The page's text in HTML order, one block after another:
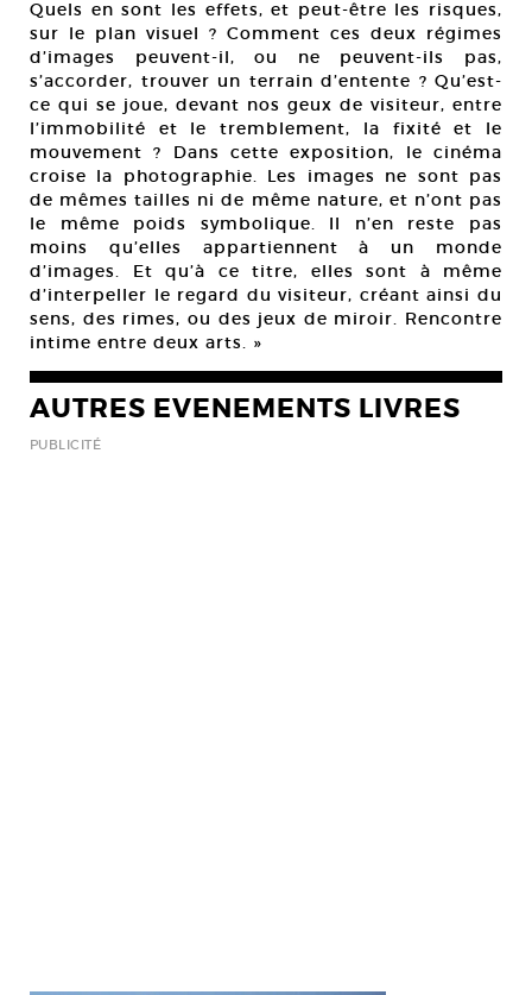
Quels en sont les effets, et peut-être les risques,
sur le plan visuel ? Comment ces deux régimes
d’images peuvent-il, ou ne peuvent-ils pas,
s’accorder, trouver un terrain d’entente ? Qu’est-
ce qui se joue, devant nos geux de visiteur, entre
l’immobilité et le tremblement, la fixité et le
mouvement ? Dans cette exposition, le cinéma
croise la photographie. Les images ne sont pas
de mêmes tailles ni de même nature, et n’ont pas
le même poids symbolique. Il n’en reste pas
moins qu’elles appartiennent à un monde
d’images. Et qu’à ce titre, elles sont à même
d’interpeller le regard du visiteur, créant ainsi du
sens, des rimes, ou des jeux de miroir. Rencontre
intime entre deux arts. »
AUTRES EVENEMENTS LIVRES
PUBLICITÉ